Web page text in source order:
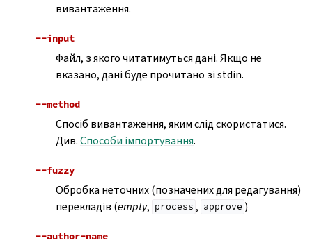
вивантаження.
--input
Файл, з якого читатимуться дані. Якщо не
вказано, дані буде прочитано зі stdin.
--method
Спосіб вивантаження, яким слід скористатися.
Див.Способи імпортування.
--fuzzy
Обробка неточних (позначених для редагування)
перекладів (empty, process , approve )
--author-name